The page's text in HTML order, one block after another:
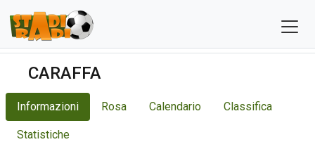
CARAFFA
Informazioni Rosa Calendario Classifica
Statistiche